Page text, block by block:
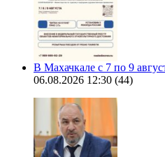
В Махачкале с 7 по 9
06.08.2026 12:30 (44)